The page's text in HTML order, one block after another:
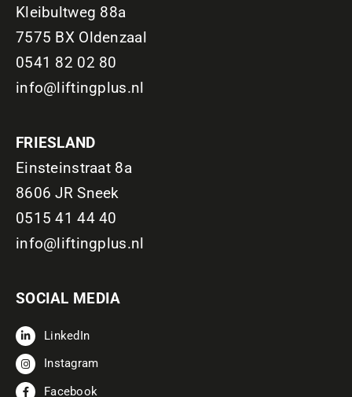
Kleibultweg 88a
7575 BX Oldenzaal
0541 82 02 80
info@liftingplus.nl
FRIESLAND
Einsteinstraat 8a
8606 JR Sneek
0515 41 44 40
info@liftingplus.nl
SOCIAL MEDIA
LinkedIn
Instagram
Facebook